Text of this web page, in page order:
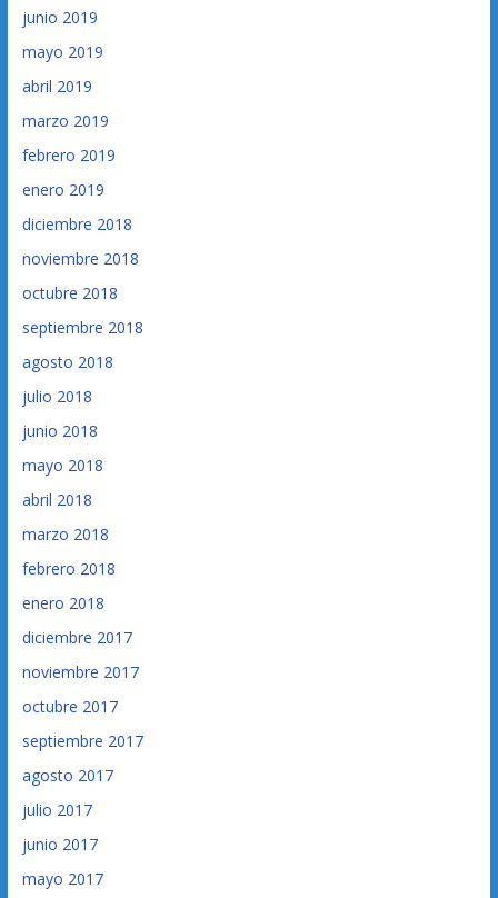
junio 2019
mayo 2019
abril 2019
marzo 2019
febrero 2019
enero 2019
diciembre 2018
noviembre 2018
octubre 2018
septiembre 2018
agosto 2018
julio 2018
junio 2018
mayo 2018
abril 2018
marzo 2018
febrero 2018
enero 2018
diciembre 2017
noviembre 2017
octubre 2017
septiembre 2017
agosto 2017
julio 2017
junio 2017
mayo 2017